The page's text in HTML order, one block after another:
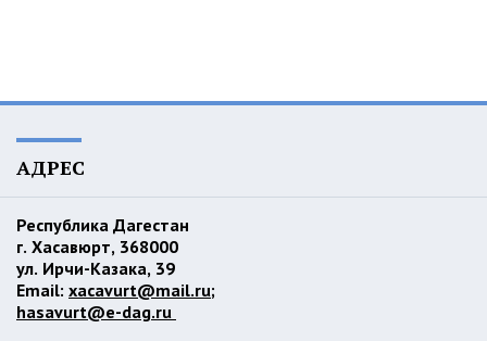
АДРЕС
Республика Дагестан
г. Хасавюрт, 368000
ул. Ирчи-Казака, 39
Email: xacavurt@mail.ru;
hasavurt@e-dag.ru